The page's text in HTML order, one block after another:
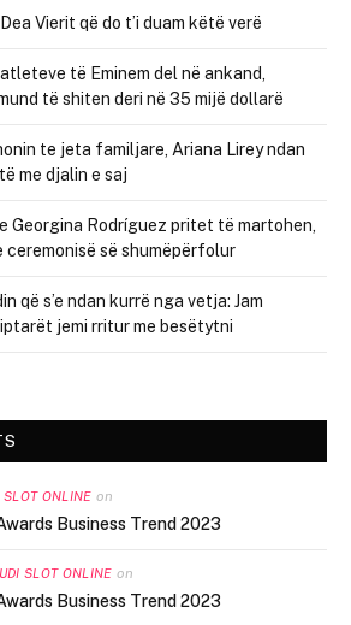
Vierit që do t’i duam këtë verë
të Eminem del në ankand,
të shiten deri në 35 mijë dollarë
te jeta familjare, Ariana Lirey ndan
me djalin e saj
Georgina Rodríguez pritet të martohen,
së shumëpërfolur
që s’e ndan kurrë nga vetja: Jam
jemi rritur me besëtytni
SLOT ONLINE on
Business Trend 2023
SLOT ONLINE on
Business Trend 2023